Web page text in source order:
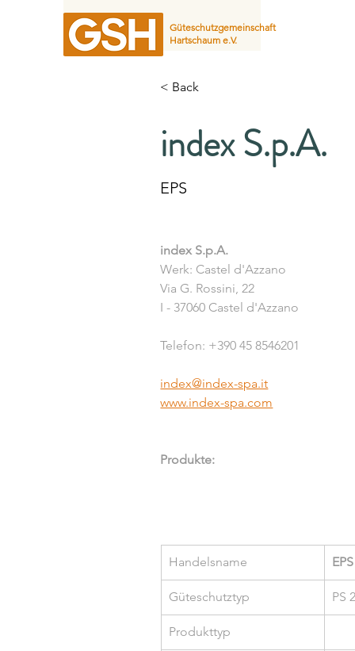
Güteschutzgemeinschaft
Hartschaum e.V.
< Back
index S.p.A.
EPS
index S.p.A.
Werk: Castel d'Azzano
Via G. Rossini, 22
I - 37060 Castel d'Azzano
Telefon: +390 45 8546201
index@index-spa.it
www.index-spa.com
Produkte:
Handelsname
Güteschutztyp PS
Produkttyp